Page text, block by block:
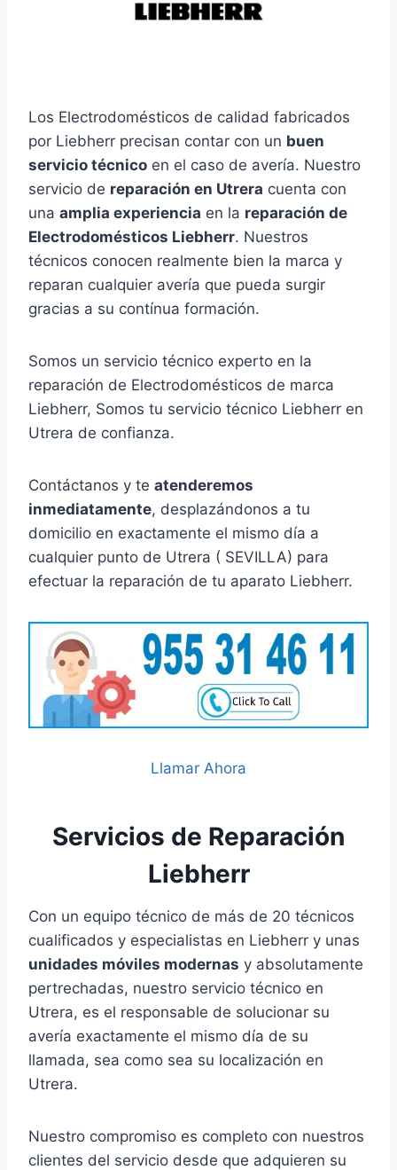
Los Electrodomésticos de calidad fabricados
por Liebherr precisan contar con un buen
servicio técnico en el caso de avería. Nuestro
servicio de reparación en Utrera cuenta con
una amplia experiencia en la reparación de
Electrodomésticos Liebherr. Nuestros
técnicos conocen realmente bien la marca y
reparan cualquier avería que pueda surgir
gracias a su contínua formación.
Somos un servicio técnico experto en la
reparación de Electrodomésticos de marca
Liebherr, Somos tu servicio técnico Liebherr en
Utrera de confianza.
Contáctanos y te atenderemos
inmediatamente, desplazándonos a tu
domicilio en exactamente el mismo día a
cualquier punto de Utrera ( SEVILLA) para
efectuar la reparación de tu aparato Liebherr.
Llamar Ahora
Servicios de Reparación
Liebherr
Con un equipo técnico de más de 20 técnicos
cualificados y especialistas en Liebherr y unas
unidades móviles modernas y absolutamente
pertrechadas, nuestro servicio técnico en
Utrera, es el responsable de solucionar su
avería exactamente el mismo día de su
llamada, sea como sea su localización en
Utrera.
Nuestro compromiso es completo con nuestros
clientes del servicio desde que adquieren su